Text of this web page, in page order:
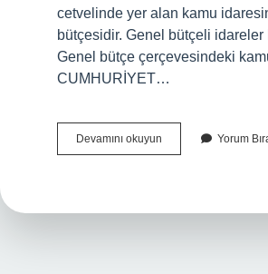
cetvelinde yer alan kamu
bütçesidir. Genel bütçeli
Genel bütçe çerçevesindeki
CUMHURİYET…
Devamını okuyun
Özel
Yorum